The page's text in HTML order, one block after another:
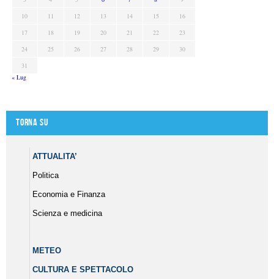
10
11 12 13 14 15
16
17
18 19 20 21 22
23
24
25 26 27 28 29
30
31
« Lug
Torna su
ATTUALITA’
Politica
Economia e Finanza
Scienza e medicina
METEO
CULTURA E SPETTACOLO